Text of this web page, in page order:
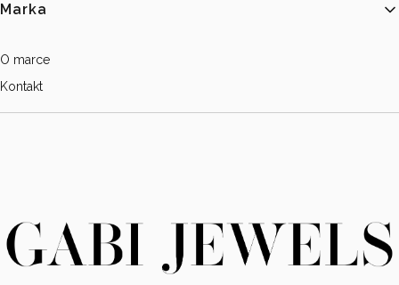
Marka
O marce
Kontakt